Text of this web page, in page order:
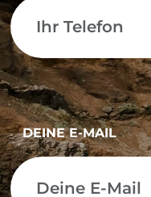
DEINE E-MAIL